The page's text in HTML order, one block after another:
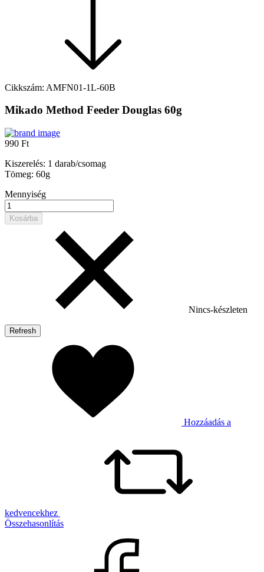
Cikkszám: AMFN01-1L-60B
Mikado Method Feeder Douglas 60g
990 Ft
Kiszerelés: 1 darab/csomag
Tömeg: 60g
Mennyiség
Kosárba
Nincs-készleten
Hozzáadás a
kedvencekhez
Összehasonlítás